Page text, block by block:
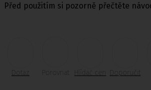
Před použitím si pozorně přečtěte
Dotaz Porovnat Doporučit